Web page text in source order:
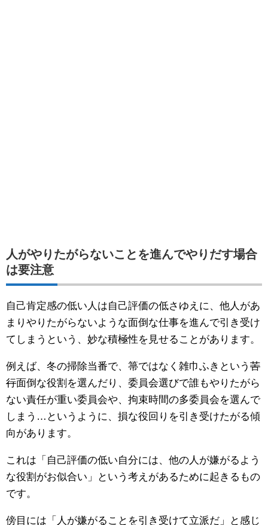
人がやりたがらないことを進んでやりだす場合
は要注意
自己肯定感の低い人は自己評価の低さゆえに、他人があ
まりやりたがらないような面倒な仕事を進んで引き受け
てしまうという、妙な積極性を見せることがあります。
例えば、冬の掃除当番で、箒ではなく雑巾ふきという 苦
行面倒な役割を選んだり、委員会選びで誰もやりたがら
ない責任が重い委員会や、拘束時間の多委員会を選んで
しまう…というように、損な役回りを引き受けたがる傾
向があります。
これは「自己評価の低い自分には、他の人が嫌がるよう
な役割がお似合い」という考えがあるために起きるもの
です。
傍目には「人が嫌がることを引き受けて立派だ」と感じ